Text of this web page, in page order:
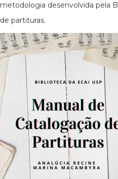
metodologia desenvolvida pela
de partituras.